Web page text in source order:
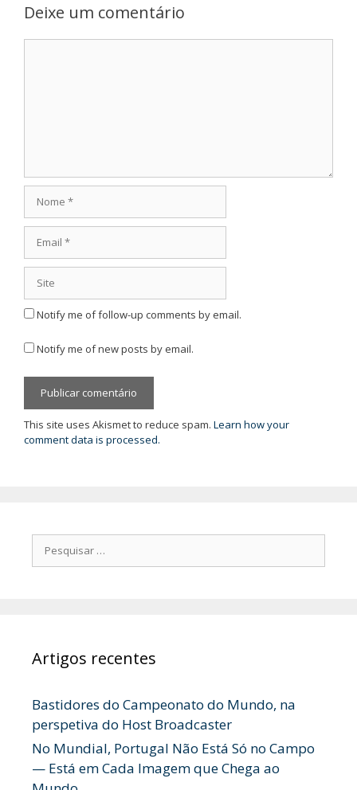
Deixe um comentário
Notify me of follow-up comments by email.
Notify me of new posts by email.
This site uses Akismet to reduce spam. Learn how your
comment data is processed.
Pesquisar
por:
Artigos recentes
Bastidores do Campeonato do Mundo, na
perspetiva do Host Broadcaster
No Mundial, Portugal Não Está Só no Campo
— Está em Cada Imagem que Chega ao